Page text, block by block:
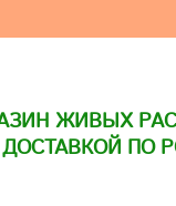
ЖИВЫХ
ДОСТАВКОЙ ПО